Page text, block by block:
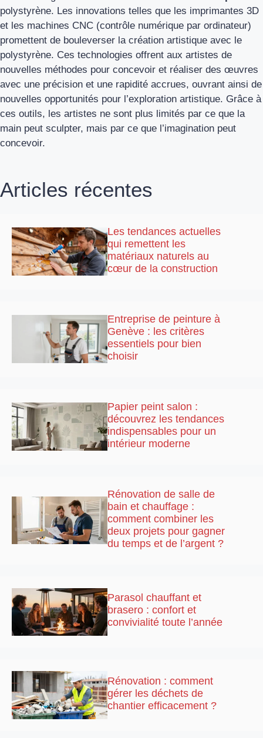
polystyrène. Les innovations telles que les imprimantes 3D
et les machines CNC (contrôle numérique par ordinateur)
promettent de bouleverser la création artistique avec le
polystyrène. Ces technologies offrent aux artistes de
nouvelles méthodes pour concevoir et réaliser des œuvres
avec une précision et une rapidité accrues, ouvrant ainsi de
nouvelles opportunités pour l’exploration artistique. Grâce à
ces outils, les artistes ne sont plus limités par ce que la
main peut sculpter, mais par ce que l’imagination peut
concevoir.
Articles récentes
Les tendances actuelles
qui remettent les
matériaux naturels au
cœur de la construction
Entreprise de peinture à
Genève : les critères
essentiels pour bien
choisir
Papier peint salon :
découvrez les tendances
indispensables pour un
intérieur moderne
Rénovation de salle de
bain et chauffage :
comment combiner les
deux projets pour gagner
du temps et de l’argent ?
Parasol chauffant et
brasero : confort et
convivialité toute l’année
Rénovation : comment
gérer les déchets de
chantier efficacement ?